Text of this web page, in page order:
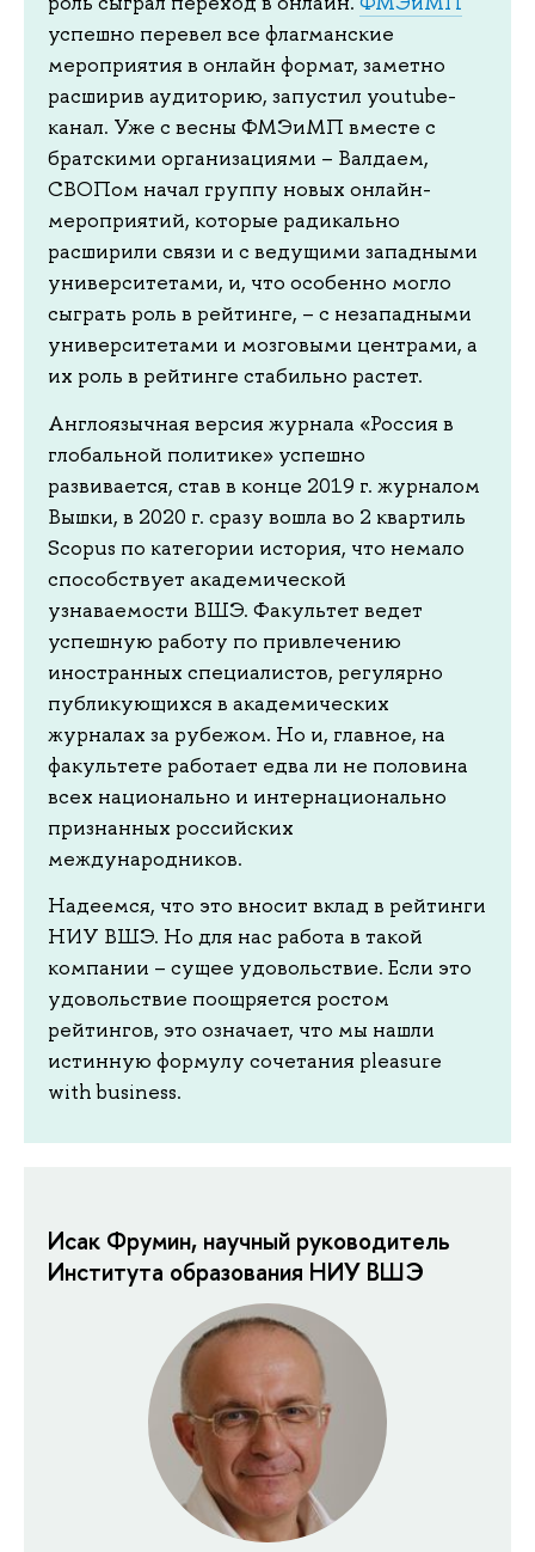
успешно перевел все флагманские
мероприятия в онлайн формат, заметно
расширив аудиторию, запустил youtube-
канал. Уже с весны ФМЭиМП вместе с
братскими организациями – Валдаем,
СВОПом начал группу новых онлайн-
мероприятий, которые радикально
расширили связи и с ведущими западными
университетами, и, что особенно могло
сыграть роль в рейтинге, – с незападными
университетами и мозговыми центрами, а
их роль в рейтинге стабильно растет.
Англоязычная версия журнала «Россия в
глобальной политике» успешно
развивается, став в конце 2019 г. журналом
Вышки, в 2020 г. сразу вошла во 2 квартиль
Scopus по категории история, что немало
способствует академической
узнаваемости ВШЭ. Факультет ведет
успешную работу по привлечению
иностранных специалистов, регулярно
публикующихся в академических
журналах за рубежом. Но и, главное, на
факультете работает едва ли не половина
всех национально и интернационально
признанных российских
международников.
Надеемся, что это вносит вклад в рейтинги
НИУ ВШЭ. Но для нас работа в такой
компании – сущее удовольствие. Если это
удовольствие поощряется ростом
рейтингов, это означает, что мы нашли
истинную формулу сочетания pleasure
with business.
Исак Фрумин, научный руководитель
Института образования НИУ ВШЭ